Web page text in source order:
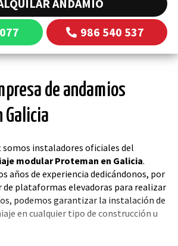
ANDAMIO
986 540 537
de andamios
Galicia
instaladores oficiales del
modularProteman en Galicia.
años de experiencia dedicándonos, por
plataformas elevadoras para realizar
podemos garantizar la instalación de
en cualquier tipo de construcción u